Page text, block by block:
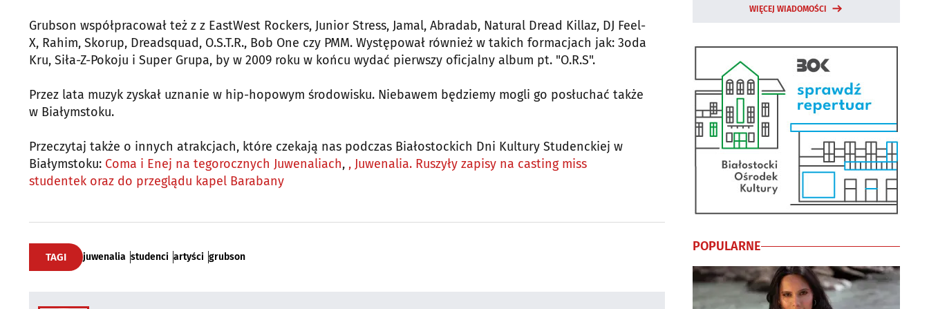
Grubson współpracował też z z EastWest Rockers, Junior Stress, Jamal, Abradab, Natural Dread Killaz, DJ Feel-
X, Rahim, Skorup, Dreadsquad, O.S.T.R., Bob One czy PMM. Występował również w takich formacjach jak: 3oda
Kru, Siła-Z-Pokoju i Super Grupa, by w 2009 roku w końcu wydać pierwszy oficjalny album pt. "O.R.S".
Przez lata muzyk zyskał uznanie w hip-hopowym środowisku. Niebawem będziemy mogli go posłuchać także
w Białymstoku.
Przeczytaj także o innych atrakcjach, które czekają nas podczas Białostockich Dni Kultury Studenckiej w
Białymstoku: Coma i Enej na tegorocznych Juwenaliach, , Juwenalia. Ruszyły zapisy na casting miss
studentek oraz do przeglądu kapel Barabany
TAGI juwenalia studenci artyści grubson
WIĘCEJ WIADOMOŚCI
POPULARNE